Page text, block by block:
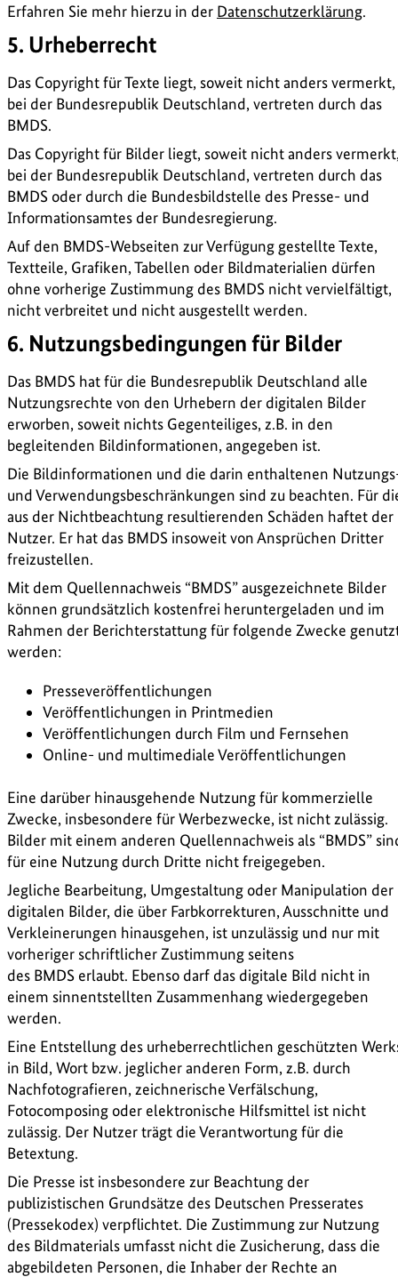
Erfahren Sie mehr hierzu in der Datenschutzerklärung.
5. Urheberrecht
Das Copyright für Texte liegt, soweit nicht anders vermerkt,
bei der Bundesrepublik Deutschland, vertreten durch das
BMDS.
Das Copyright für Bilder liegt, soweit nicht anders
bei der Bundesrepublik Deutschland, vertreten durch das
BMDS oder durch die Bundesbildstelle des Presse- und
Informationsamtes der Bundesregierung.
Auf den BMDS-Webseiten zur Verfügung gestellte Texte,
Textteile, Grafiken, Tabellen oder Bildmaterialien dürfen
ohne vorherige Zustimmung des BMDS nicht vervielfältigt,
nicht verbreitet und nicht ausgestellt werden.
6. Nutzungsbedingungen für Bilder
Das BMDS hat für die Bundesrepublik Deutschland alle
Nutzungsrechte von den Urhebern der digitalen Bilder
erworben, soweit nichts Gegenteiliges, z.B. in den
begleitenden Bildinformationen, angegeben ist.
Die Bildinformationen und die darin enthaltenen
und Verwendungsbeschränkungen sind zu beachten. Für
aus der Nichtbeachtung resultierenden Schäden haftet der
Nutzer. Er hat das BMDS insoweit von Ansprüchen Dritter
freizustellen.
Mit dem Quellennachweis “BMDS” ausgezeichnete Bilder
können grundsätzlich kostenfrei heruntergeladen und im
Rahmen der Berichterstattung für folgende Zwecke
werden:
Presseveröffentlichungen
Veröffentlichungen in Printmedien
Veröffentlichungen durch Film und Fernsehen
Online- und multimediale Veröffentlichungen
Eine darüber hinausgehende Nutzung für kommerzielle
Zwecke, insbesondere für Werbezwecke, ist nicht zulässig.
Bilder mit einem anderen Quellennachweis als “BMDS”
für eine Nutzung durch Dritte nicht freigegeben.
Jegliche Bearbeitung, Umgestaltung oder Manipulation der
digitalen Bilder, die über Farbkorrekturen, Ausschnitte und
Verkleinerungen hinausgehen, ist unzulässig und nur mit
vorheriger schriftlicher Zustimmung seitens
des BMDS erlaubt. Ebenso darf das digitale Bild nicht in
einem sinnentstellten Zusammenhang wiedergegeben
werden.
Eine Entstellung des urheberrechtlichen geschützten
in Bild, Wort bzw. jeglicher anderen Form, z.B. durch
Nachfotografieren, zeichnerische Verfälschung,
Fotocomposing oder elektronische Hilfsmittel ist nicht
zulässig. Der Nutzer trägt die Verantwortung für die
Betextung.
Die Presse ist insbesondere zur Beachtung der
publizistischen Grundsätze des Deutschen Presserates
(Pressekodex) verpflichtet. Die Zustimmung zur Nutzung
des Bildmaterials umfasst nicht die Zusicherung, dass die
abgebildeten Personen, die Inhaber der Rechte an